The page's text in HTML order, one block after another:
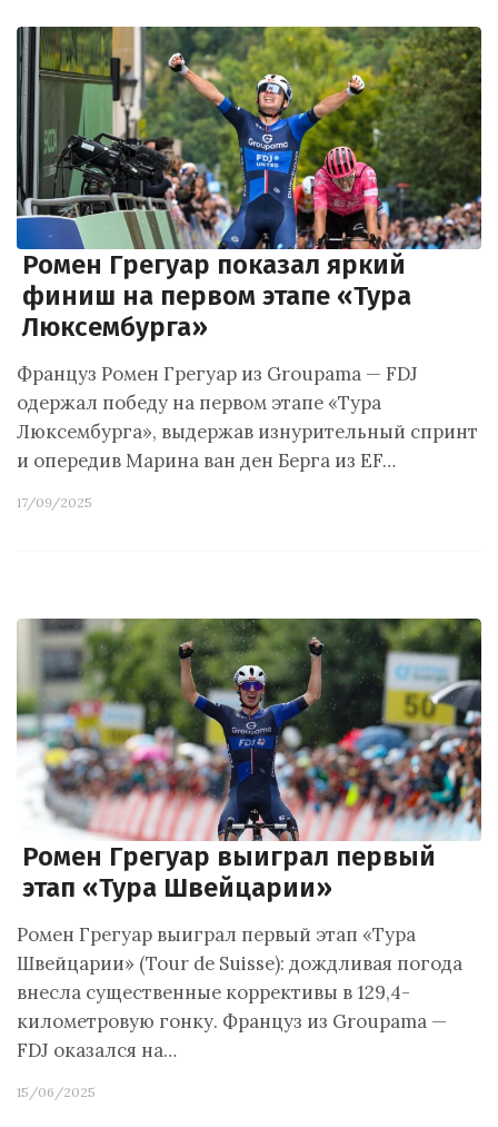
Ромен Грегуар показал яркий
финиш на первом этапе «Тура
Люксембурга»
Француз Ромен Грегуар из Groupama — FDJ
одержал победу на первом этапе «Тура
Люксембурга», выдержав изнурительный спринт
и опередив Марина ван ден Берга из EF…
17/09/2025
Ромен Грегуар выиграл первый
этап «Тура Швейцарии»
Ромен Грегуар выиграл первый этап «Тура
Швейцарии» (Tour de Suisse): дождливая погода
внесла существенные коррективы в 129,4-
километровую гонку. Француз из Groupama —
FDJ оказался на…
15/06/2025